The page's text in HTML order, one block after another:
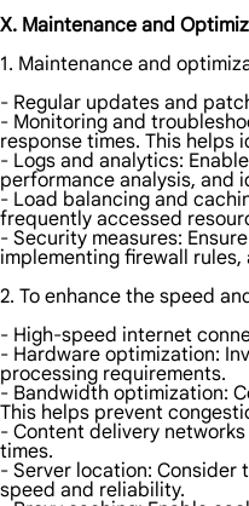
X. Maintenance and
1. Maintenance and
- Regular updates and
- Monitoring and
response times. This helps
- Logs and analytics:
performance analysis, and
- Load balancing and
frequently accessed
- Security measures:
implementing firewall
2. To enhance the speed
- High-speed internet
- Hardware optimization:
processing requirements.
- Bandwidth optimization:
This helps prevent
- Content delivery
times.
- Server location: Consider
speed and reliability.